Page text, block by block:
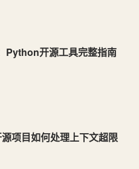
Python开源工具完整指南
项目如何处理上下文超限